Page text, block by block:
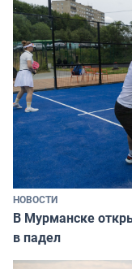
НОВОСТИ
В Мурманске
в падел